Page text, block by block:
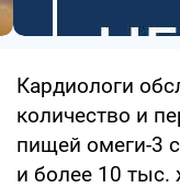
Кардиологи
количество и
пищей омеги-3
и более 10 тыс.